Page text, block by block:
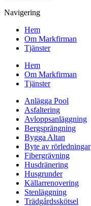
Navigering
Hem
Om Markfirman
Tjänster
Hem
Om Markfirman
Tjänster
Anlägga Pool
Asfaltering
Avloppsanläggning
Bergsprängning
Bygga Altan
Byte av rörledningar
Fibergrävning
Husdränering
Husgrunder
Källarrenovering
Stenläggning
Trädgårdsskötsel